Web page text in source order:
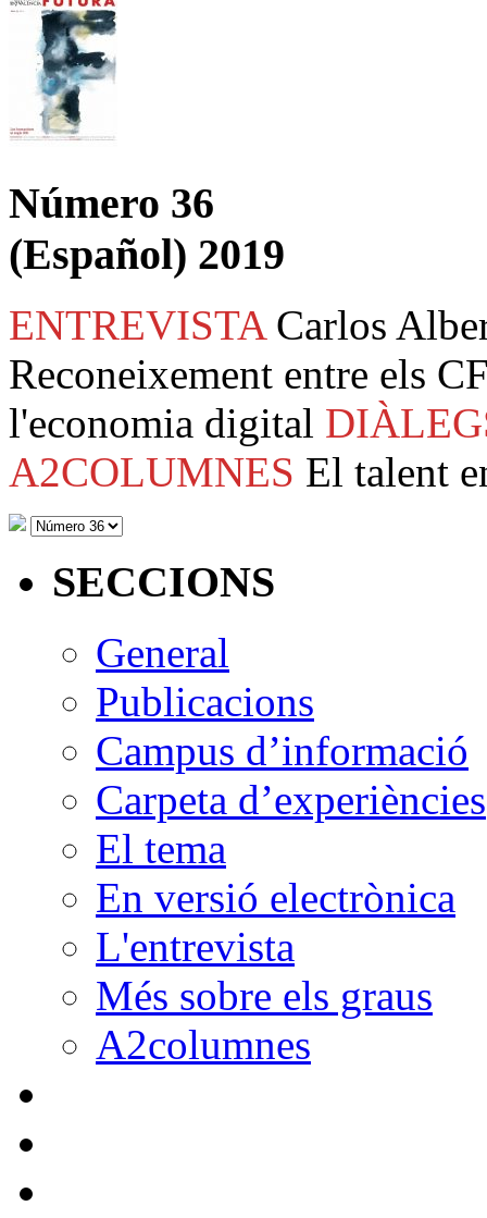
Número 36
(Español) 2019
ENTREVISTA Carlos
Reconeixement entre els
l'economia digital
A2COLUMNES El talent
SECCIONS
General
Publicacions
Campus d’informació
Carpeta d’experiències
El tema
En versió electrònica
L'entrevista
Més sobre els graus
A2columnes